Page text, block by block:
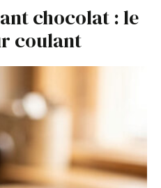
chocolat : le
coulant